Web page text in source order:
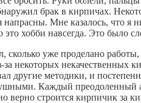
брак в кирпичах.
напрасны. Мне казалось, что я
это хобби навсегда. Это было
сколько уже проделано
за некоторых
другие методики, и
Каждый преодоленный
верно строится кирпичик за